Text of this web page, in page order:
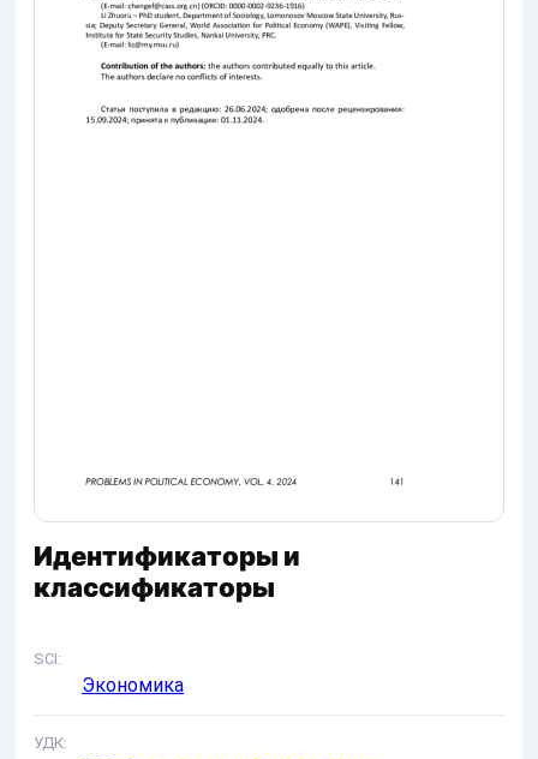
Идентификаторы и
классификаторы
SCI
Экономика
УДК